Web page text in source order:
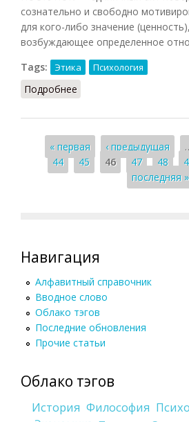
сознательно и свободно
для кого-либо значение
возбуждающее определенное
Tags:
Этика Психология
Подробнее
Страницы
« первая ‹ предыдущая
44
45 46 47 48
последняя »
Навигация
Алфавитный справочник
Вводное слово
Облако тэгов
Последние обновления
Прочие статьи
Облако тэгов
История Философия